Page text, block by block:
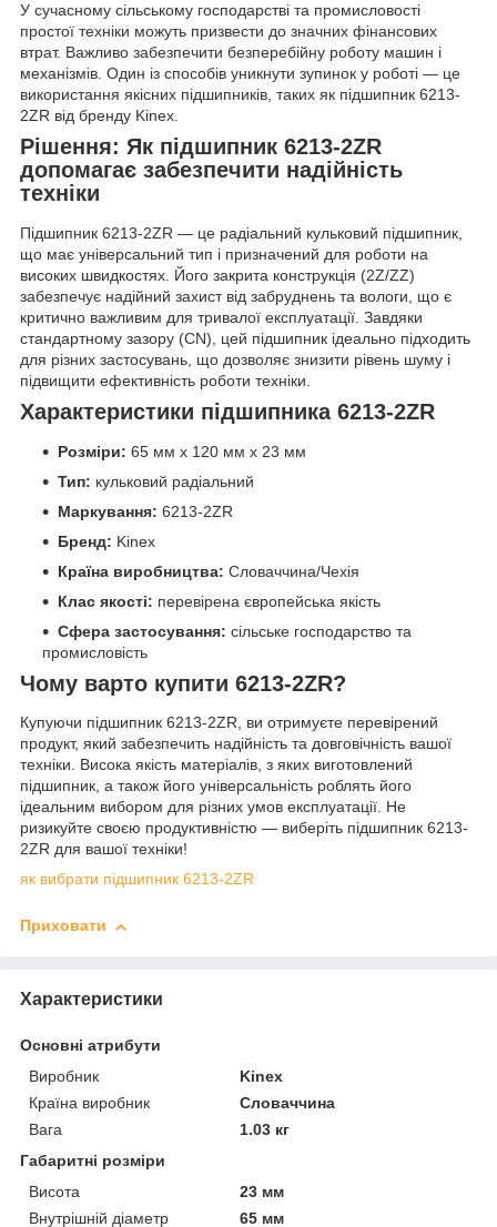
У сучасному сільському господарстві та промисловості
простої техніки можуть призвести до значних фінансових
втрат. Важливо забезпечити безперебійну роботу машин і
механізмів. Один із способів уникнути зупинок у роботі — це
використання якісних підшипників, таких як підшипник 6213-
2ZR від бренду Kinex.
Рішення: Як підшипник 6213-2ZR
допомагає забезпечити надійність
техніки
Підшипник 6213-2ZR — це радіальний кульковий підшипник,
що має універсальний тип і призначений для роботи на
високих швидкостях. Його закрита конструкція (2Z/ZZ)
забезпечує надійний захист від забруднень та вологи, що є
критично важливим для тривалої експлуатації. Завдяки
стандартному зазору (CN), цей підшипник ідеально підходить
для різних застосувань, що дозволяє знизити рівень шуму і
підвищити ефективність роботи техніки.
Характеристики підшипника 6213-2ZR
Розміри: 65 мм x 120 мм x 23 мм
Тип: кульковий радіальний
Маркування: 6213-2ZR
Бренд: Kinex
Країна виробництва: Словаччина/Чехія
Клас якості: перевірена європейська якість
Сфера застосування: сільське господарство та
промисловість
Чому варто купити 6213-2ZR?
Купуючи підшипник 6213-2ZR, ви отримуєте перевірений
продукт, який забезпечить надійність та довговічність вашої
техніки. Висока якість матеріалів, з яких виготовлений
підшипник, а також його універсальність роблять його
ідеальним вибором для різних умов експлуатації. Не
ризикуйте своєю продуктивністю — виберіть підшипник 6213-
2ZR для вашої техніки!
як вибрати підшипник 6213-2ZR
Приховати
Характеристики
Основні атрибути
Виробник
Kinex
Країна виробник
Словаччина
Вага
1.03 кг
Габаритні розміри
Висота
23 мм
Внутрішній діаметр
65 мм